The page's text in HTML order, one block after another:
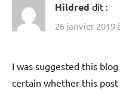
Hildred dit :
26 janvier 2019
I was suggested this
certain whether this post